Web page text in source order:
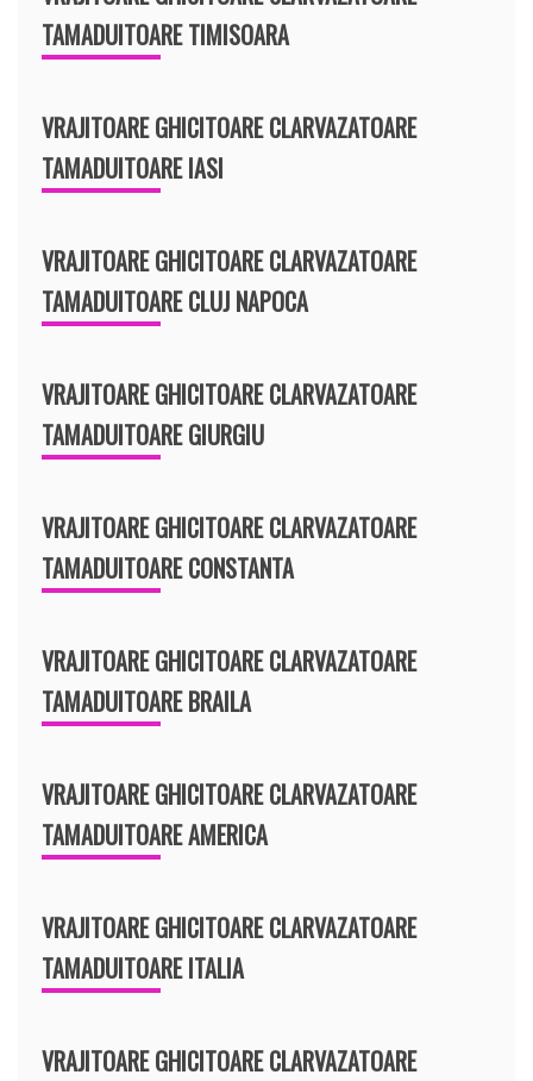
TAMADUITOARE TIMISOARA
VRAJITOARE GHICITOARE CLARVAZATOARE
TAMADUITOARE IASI
VRAJITOARE GHICITOARE CLARVAZATOARE
TAMADUITOARE CLUJ NAPOCA
VRAJITOARE GHICITOARE CLARVAZATOARE
TAMADUITOARE GIURGIU
VRAJITOARE GHICITOARE CLARVAZATOARE
TAMADUITOARE CONSTANTA
VRAJITOARE GHICITOARE CLARVAZATOARE
TAMADUITOARE BRAILA
VRAJITOARE GHICITOARE CLARVAZATOARE
TAMADUITOARE AMERICA
VRAJITOARE GHICITOARE CLARVAZATOARE
TAMADUITOARE ITALIA
VRAJITOARE GHICITOARE CLARVAZATOARE